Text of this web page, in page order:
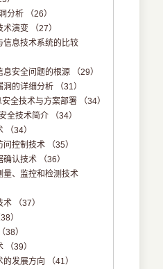
析 （26）
演变 （27）
息技术系统的比较
安全问题的根源 （29）
的详细分析 （31）
全技术与方案部署 （34）
技术简介 （34）
34）
控制技术 （35）
认技术 （36）
、监控和检测技术
（37）
）
）
39）
发展方向 （41）